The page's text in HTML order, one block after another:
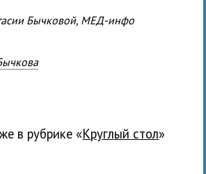
Бычковой, МЕД-инфо
в рубрике « Круглый стол»